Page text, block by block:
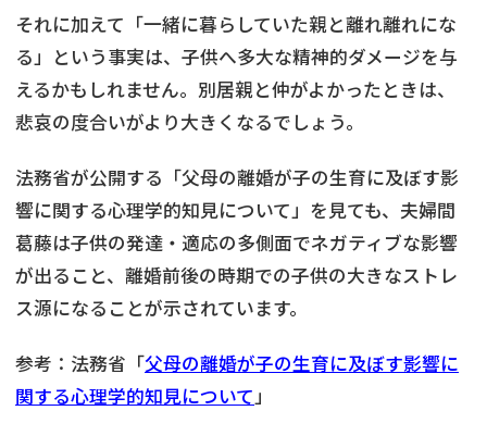
それに加えて「一緒に暮らしていた親と離れ離れにな
る」という事実は、子供へ多大な精神的ダメージを与
えるかもしれません。別居親と仲がよかったときは、
悲哀の度合いがより大きくなるでしょう。
法務省が公開する「父母の離婚が子の生育に及ぼす影
響に関する心理学的知見について」を見ても、夫婦間
葛藤は子供の発達・適応の多側面でネガティブな影響
が出ること、離婚前後の時期での子供の大きなストレ
ス源になることが示されています。
参考：法務省「父母の離婚が子の生育に及ぼす影響に
関する心理学的知見について」